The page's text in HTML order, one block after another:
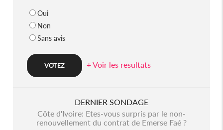
Oui
Non
Sans avis
+ Voir les resultats
DERNIER SONDAGE
Côte d'Ivoire: Etes-vous surpris par le non-
renouvellement du contrat de Emerse Faé ?